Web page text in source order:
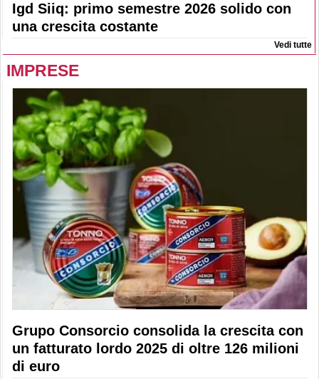
Igd Siiq: primo semestre 2026 solido con
una crescita costante
Vedi tutte
IMPRESE
Grupo Consorcio consolida la crescita con
un fatturato lordo 2025 di oltre 126 milioni
di euro